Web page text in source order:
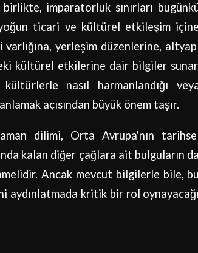
imparatorluk sınırları
ticari ve kültürel etkileşim içine
yerleşim düzenlerine,
kültürel etkilerine dair bilgiler
nasıl harmanlandığı
açısından büyük önem taşır.
dilimi, Orta Avrupa'nın
kalan diğer çağlara ait bulguların da
Ancak mevcut bilgilerle bile, bu
aydınlatmada kritik bir rol oynayacağı